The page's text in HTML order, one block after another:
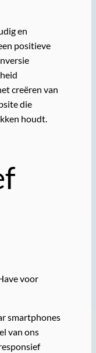
en
positieve
creëren van
die
houdt.
voor
smartphones
van ons